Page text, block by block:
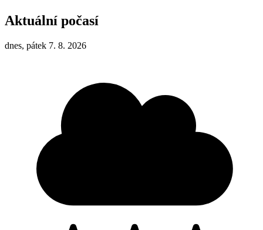
Aktuální počasí
dnes, pátek 7. 8. 2026